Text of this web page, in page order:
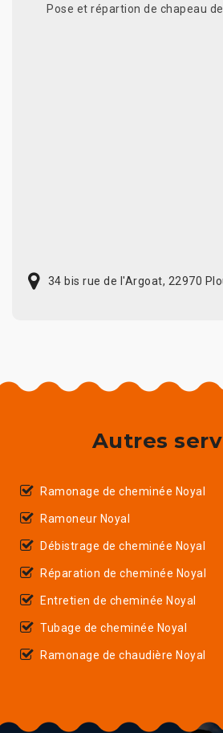
Pose et répartion de chapeau
34 bis rue de l'Argoat, 22970
Autres
Ramonage de cheminée Noyal
Ramoneur Noyal
Débistrage de cheminée Noyal
Réparation de cheminée Noyal
Entretien de cheminée Noyal
Tubage de cheminée Noyal
Ramonage de chaudière Noyal